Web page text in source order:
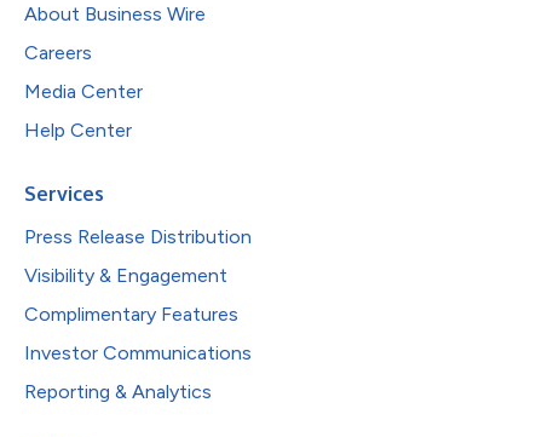
About Business Wire
Careers
Media Center
Help Center
Services
Press Release Distribution
Visibility & Engagement
Complimentary Features
Investor Communications
Reporting & Analytics